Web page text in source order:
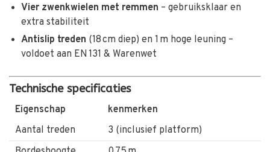
Vier zwenkwielen met remmen – gebruiksklaar en
extra stabiliteit
Antislip treden (18 cm diep) en 1 m hoge leuning –
voldoet aan EN 131 & Warenwet
Technische specificaties
Eigenschap
kenmerken
Aantal treden
3 (inclusief platform)